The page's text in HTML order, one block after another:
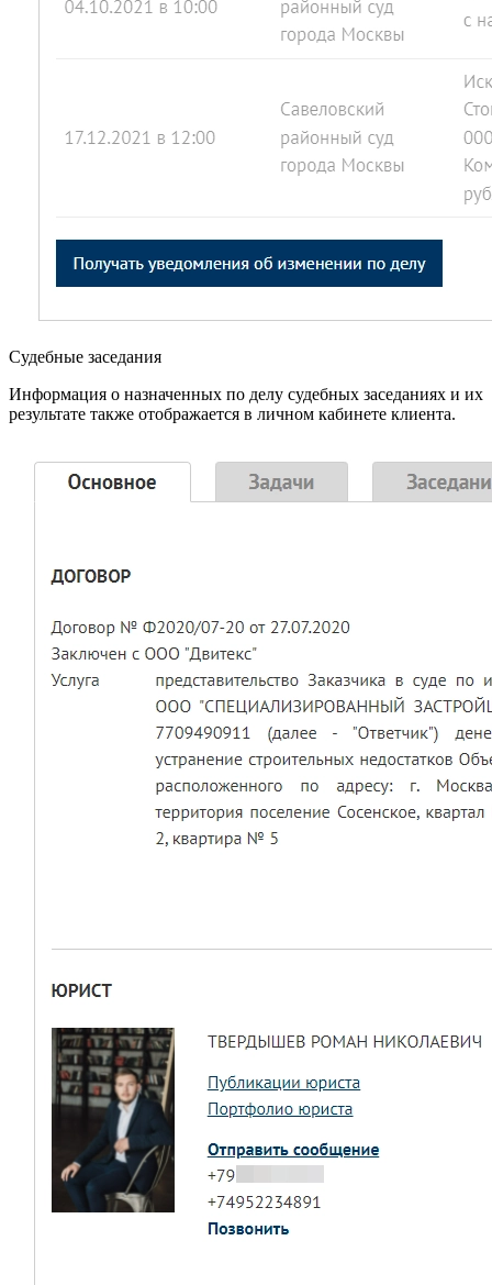
Судебные заседания
Информация о назначенных по делу судебных заседаниях и их
результате также отображается в личном кабинете клиента.